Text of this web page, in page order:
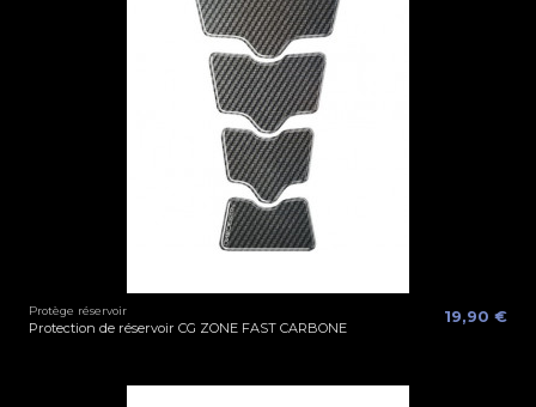
Protège réservoir
Protection de réservoir CG ZONE FAST CARBONE
19,90 €